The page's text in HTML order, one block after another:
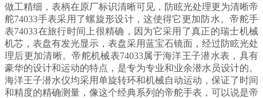
做工精细，表柄在原厂标识清晰可见，防眩光处理更为清晰帝
舵74033手表采用了螺旋形设计，这使得它更加防水。帝舵手
表74033在旅行时间上很精确，因为它采用了真正的瑞士机械
机芯，表盘有发光显示，表盘采用蓝宝石镜面，经过防眩光处
理后更加清晰。帝舵机械表74033属于海洋王子潜水表，具有
豪华的设计和运动的特点，是专为专业和业余潜水员设计的。
海洋王子潜水仪均采用单旋转环和机械自动运动，保证了时间
和精度的精确测量，像这个经典系列的帝舵手表，可以说是帝